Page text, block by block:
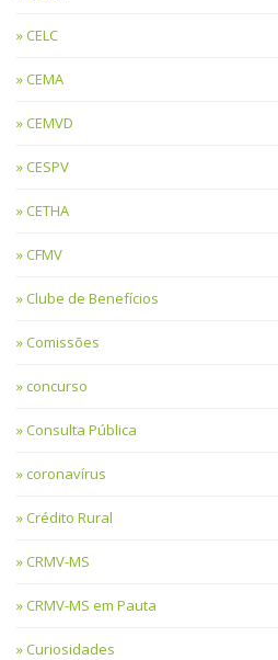
CELC
CEMA
CEMVD
CESPV
CETHA
CFMV
Clube de Benefícios
Comissões
concurso
Consulta Pública
coronavírus
Crédito Rural
CRMV-MS
CRMV-MS em Pauta
Curiosidades